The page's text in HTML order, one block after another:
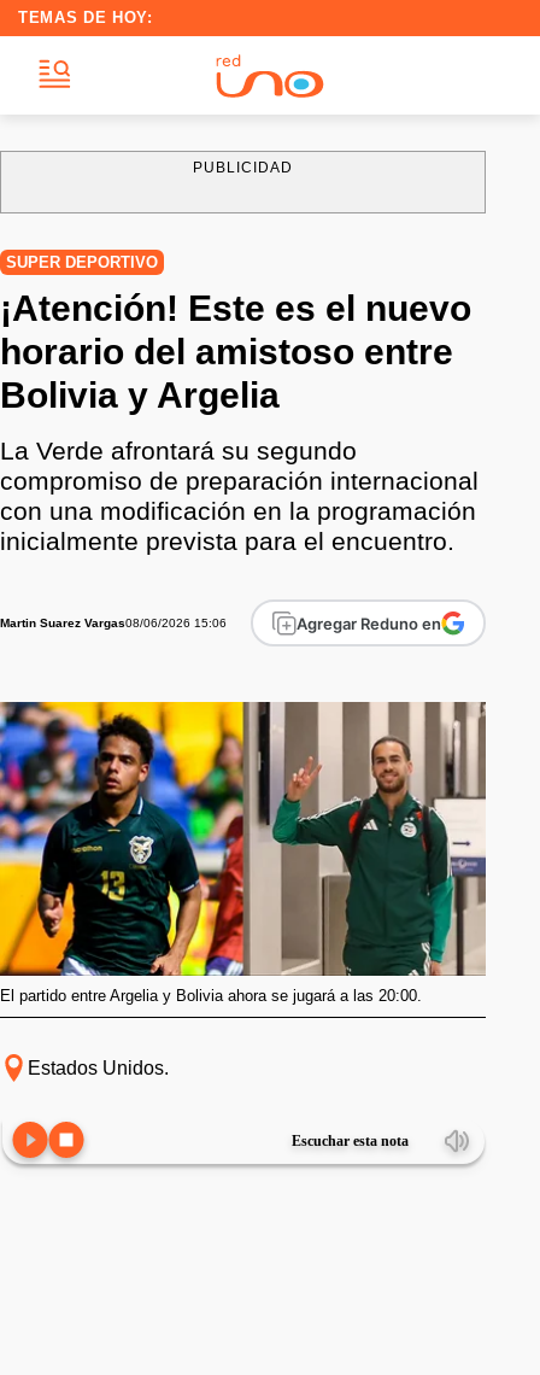
TEMAS DE HOY:
PUBLICIDAD
SUPER DEPORTIVO
¡Atención! Este es el nuevo
horario del amistoso entre
Bolivia y Argelia
La Verde afrontará su segundo
compromiso de preparación internacional
con una modificación en la programación
inicialmente prevista para el encuentro.
Martin Suarez Vargas08/06/2026 15:06 Agregar Reduno en
El partido entre Argelia y Bolivia ahora se jugará a las 20:00.
Estados Unidos.
Escuchar esta nota